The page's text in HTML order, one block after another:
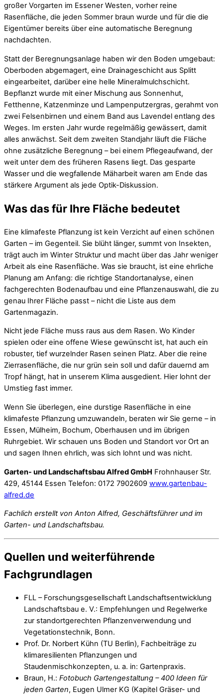
großer Vorgarten im Essener Westen, vorher reine
Rasenfläche, die jeden Sommer braun wurde und für die die
Eigentümer bereits über eine automatische Beregnung
nachdachten.
Statt der Beregnungsanlage haben wir den Boden umgebaut:
Oberboden abgemagert, eine Drainageschicht aus Splitt
eingearbeitet, darüber eine helle Mineralmulchschicht.
Bepflanzt wurde mit einer Mischung aus Sonnenhut,
Fetthenne, Katzenminze und Lampenputzergras, gerahmt von
zwei Felsenbirnen und einem Band aus Lavendel entlang des
Weges. Im ersten Jahr wurde regelmäßig gewässert, damit
alles anwächst. Seit dem zweiten Standjahr läuft die Fläche
ohne zusätzliche Beregnung – bei einem Pflegeaufwand, der
weit unter dem des früheren Rasens liegt. Das gesparte
Wasser und die wegfallende Mäharbeit waren am Ende das
stärkere Argument als jede Optik-Diskussion.
Was das für Ihre Fläche bedeutet
Eine klimafeste Pflanzung ist kein Verzicht auf einen schönen
Garten – im Gegenteil. Sie blüht länger, summt von Insekten,
trägt auch im Winter Struktur und macht über das Jahr weniger
Arbeit als eine Rasenfläche. Was sie braucht, ist eine ehrliche
Planung am Anfang: die richtige Standortanalyse, einen
fachgerechten Bodenaufbau und eine Pflanzenauswahl, die zu
genau Ihrer Fläche passt – nicht die Liste aus dem
Gartenmagazin.
Nicht jede Fläche muss raus aus dem Rasen. Wo Kinder
spielen oder eine offene Wiese gewünscht ist, hat auch ein
robuster, tief wurzelnder Rasen seinen Platz. Aber die reine
Zierrasenfläche, die nur grün sein soll und dafür dauernd am
Tropf hängt, hat in unserem Klima ausgedient. Hier lohnt der
Umstieg fast immer.
Wenn Sie überlegen, eine durstige Rasenfläche in eine
klimafeste Pflanzung umzuwandeln, beraten wir Sie gerne – in
Essen, Mülheim, Bochum, Oberhausen und im übrigen
Ruhrgebiet. Wir schauen uns Boden und Standort vor Ort an
und sagen Ihnen ehrlich, was sich lohnt und was nicht.
Garten- und Landschaftsbau Alfred GmbH Frohnhauser Str.
429, 45144 Essen Telefon: 0172 7902609 www.gartenbau-
alfred.de
Fachlich erstellt von Anton Alfred, Geschäftsführer und im
Garten- und Landschaftsbau.
Quellen und weiterführende
Fachgrundlagen
FLL – Forschungsgesellschaft Landschaftsentwicklung
Landschaftsbau e. V.: Empfehlungen und Regelwerke
zur standortgerechten Pflanzenverwendung und
Vegetationstechnik, Bonn.
Prof. Dr. Norbert Kühn (TU Berlin), Fachbeiträge zu
klimaresilienten Pflanzungen und
Staudenmischkonzepten, u. a. in: Gartenpraxis.
Braun, H.: Fotobuch Gartengestaltung – 400 Ideen für
jeden Garten, Eugen Ulmer KG (Kapitel Gräser- und